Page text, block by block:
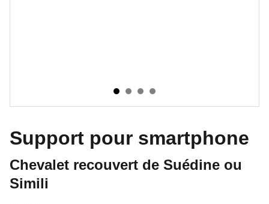
Support pour smartphone
Chevalet recouvert de Suédine ou
Simili